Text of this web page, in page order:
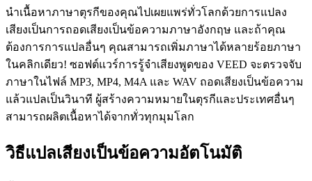
นำเนื้อหาภาษาตุรกีของคุณไปเผยแพร่ทั่วโลกด้วยการแปลง
เสียงเป็นการถอดเสียงเป็นข้อความภาษาอังกฤษ และถ้าคุณ
ต้องการการแปลอื่นๆ คุณสามารถเพิ่มภาษาได้หลายร้อยภาษา
ในคลิกเดียว! ซอฟต์แวร์การรู้จำเสียงพูดของ VEED จะตรวจจับ
ภาษาในไฟล์ MP3, MP4, M4A และ WAV ถอดเสียงเป็นข้อความ
แล้วแปลเป็นวินาที ผู้สร้างความหมายในตุรกีและประเทศอื่นๆ
สามารถผลิตเนื้อหาได้จากทั่วทุกมุมโลก
วิธีแปลเสียงเป็นข้อความอัตโนมัติ